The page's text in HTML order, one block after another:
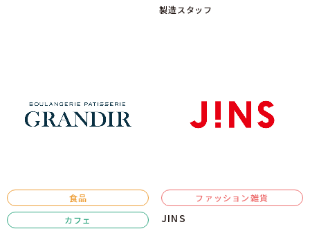
製造スタッフ
食品
カフェ
ファッション雑貨
JINS